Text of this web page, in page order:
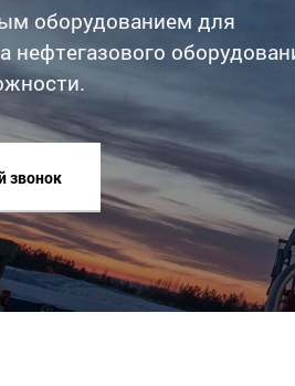
оборудованием для
нефтегазового
звонок